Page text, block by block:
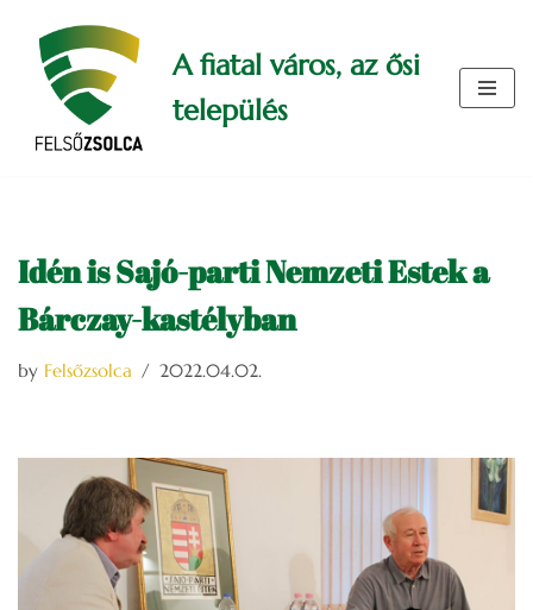
Skip
content
A fiatal város, az ősi
település
Idén is Sajó-parti Nemzeti Estek a
Bárczay-kastélyban
by Felsőzsolca 2022.04.02.